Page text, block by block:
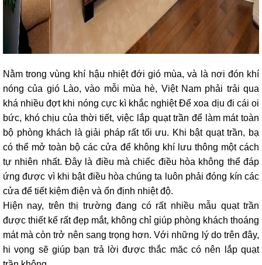
Nằm trong vùng khí hậu nhiệt đới gió mùa, và là nơi đón khí
nóng của gió Lào, vào mỗi mùa hè, Việt Nam phải trải qua
khá nhiều đợt khi nóng cực kì khắc nghiệt Để xoa dịu đi cái oi
bức, khó chịu của thời tiết, việc lắp quạt trần để làm mát toàn
bộ phòng khách là giải pháp rất tối ưu. Khi bật quạt trần, bạ
có thể mở toàn bộ các cửa để không khí lưu thông một cách
tự nhiên nhất. Đây là điều mà chiếc điều hòa không thể đáp
ứng được vì khi bật điều hòa chúng ta luôn phải đóng kín các
cửa để tiết kiệm điện và ổn định nhiệt độ.
Hiện nay, trên thị trường đang có rất nhiều mẫu quạt trần
được thiết kế rất đẹp mắt, không chỉ giúp phòng khách thoáng
mát mà còn trở nên sang trọng hơn. Với những lý do trên đây,
hi vọng sẽ giúp bạn trả lời được thắc măc có nên lắp quạt